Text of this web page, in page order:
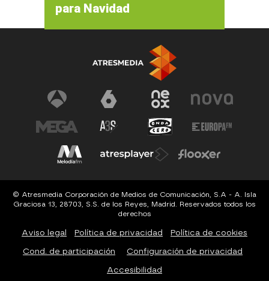
para Navidad
© Atresmedia Corporación de Medios de Comunicación, S.A - A. Isla
Graciosa 13, 28703, S.S. de los Reyes, Madrid. Reservados todos los
derechos
Aviso legal Política de privacidad Política de cookies
Cond. de participación Configuración de privacidad
Accesibilidad